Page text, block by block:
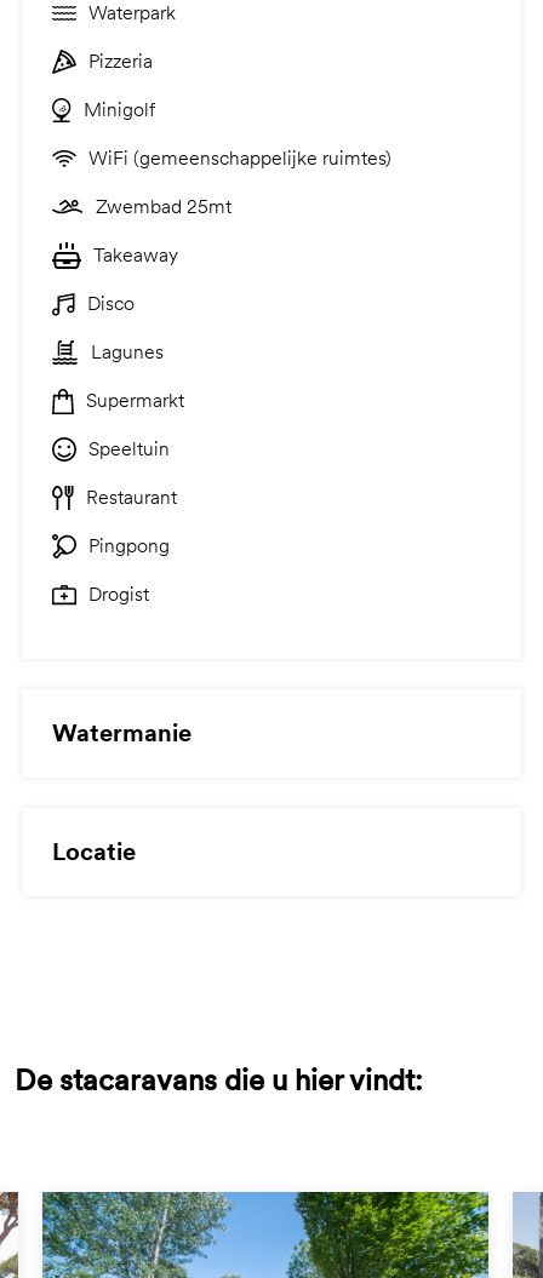
Waterpark
Pizzeria
Minigolf
WiFi (gemeenschappelijke ruimtes)
Zwembad 25mt
Takeaway
Disco
Lagunes
Supermarkt
Speeltuin
Restaurant
Pingpong
Drogist
Watermanie
Locatie
De stacaravans die u hier vindt: